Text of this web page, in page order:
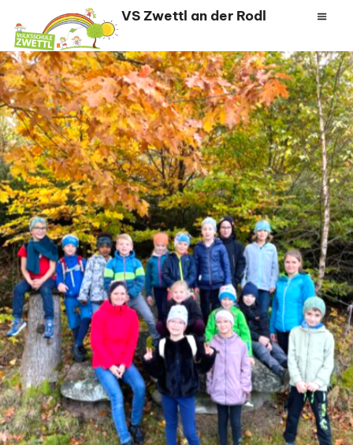
Inhalt
springen
VS Zwettl an der Rodl